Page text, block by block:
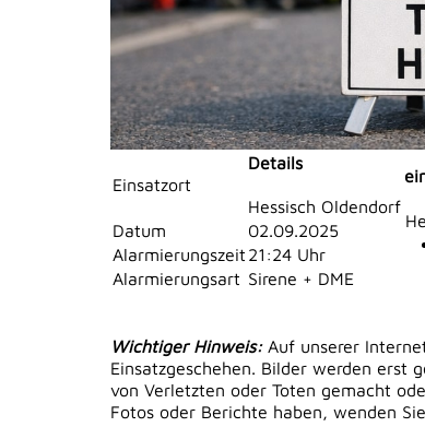
Einsatzort
Details
Hessisch Oldendorf
Datum
02.09.2025
Alarmierungszeit 21:24 Uhr
Alarmierungsart Sirene + DME
Wichtiger Hinweis: Auf unserer
Einsatzgeschehen. Bilder werden erst
von Verletzten oder Toten gemacht
Fotos oder Berichte haben, wenden